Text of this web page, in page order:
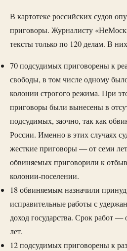
В картотеке российских судов
приговоры. Журналисту
тексты только по 120 делам. В
70 подсудимых приговорены к
свободы, в том числе одному
колонии строгого режима. При
приговоры были вынесены в
подсудимых, заочно, так как
России. Именно в этих случаях
жесткие приговоры — от семи
обвиняемых приговорили к
колонии-поселении.
18 обвиняемым назначили
исправительные работы с
доход государства. Срок работ —
лет.
12 подсудимых приговорены к